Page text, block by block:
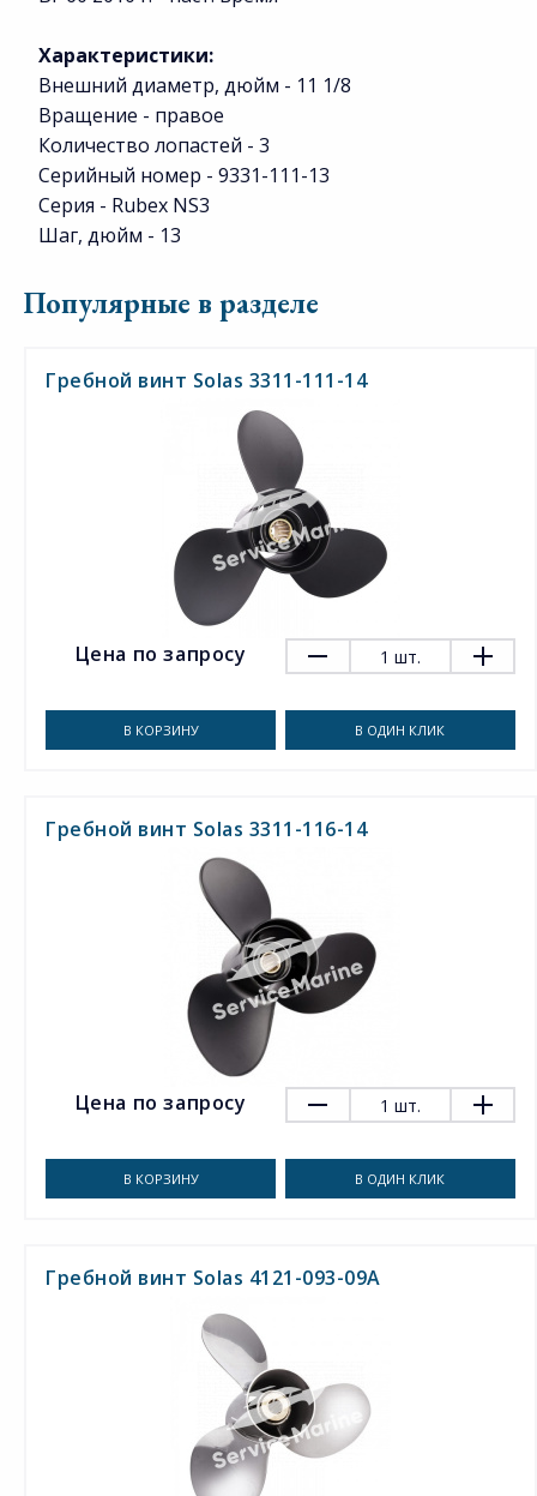
Характеристики:
Внешний диаметр, дюйм - 11 1/8
Вращение - правое
Количество лопастей - 3
Серийный номер - 9331-111-13
Серия - Rubex NS3
Шаг, дюйм - 13
Популярные в разделе
Гребной винт Solas 3311-111-14
Цена по запросу 1 шт.
В КОРЗИНУ В ОДИН КЛИК
Гребной винт Solas 3311-116-14
Цена по запросу 1 шт.
В КОРЗИНУ В ОДИН КЛИК
Гребной винт Solas 4121-093-09A